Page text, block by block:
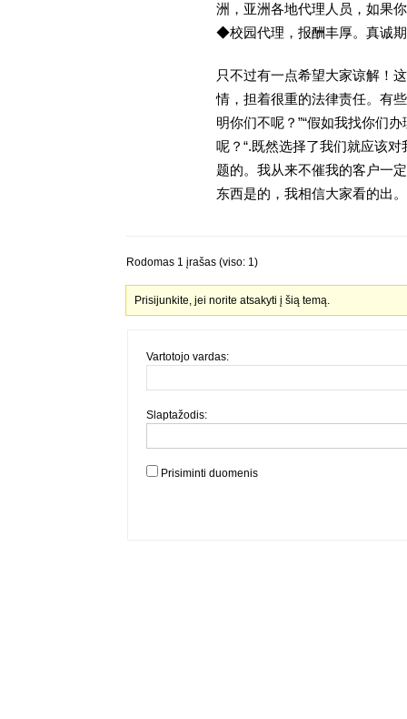
洲，亚洲各地代理人员，如果
◆校园代理，报酬丰厚。真诚
只不过有一点希望大家谅解！
情，担着很重的法律责任。有
明你们不呢？”“假如我找你们
呢？“.既然选择了我们就应该
题的。我从来不催我的客户一
东西是的，我相信大家看的出
Rodomas 1 įrašas (viso: 1)
Prisijunkite, jei norite atsakyti į šią temą.
Vartotojo vardas:
Slaptažodis:
Prisiminti duomenis